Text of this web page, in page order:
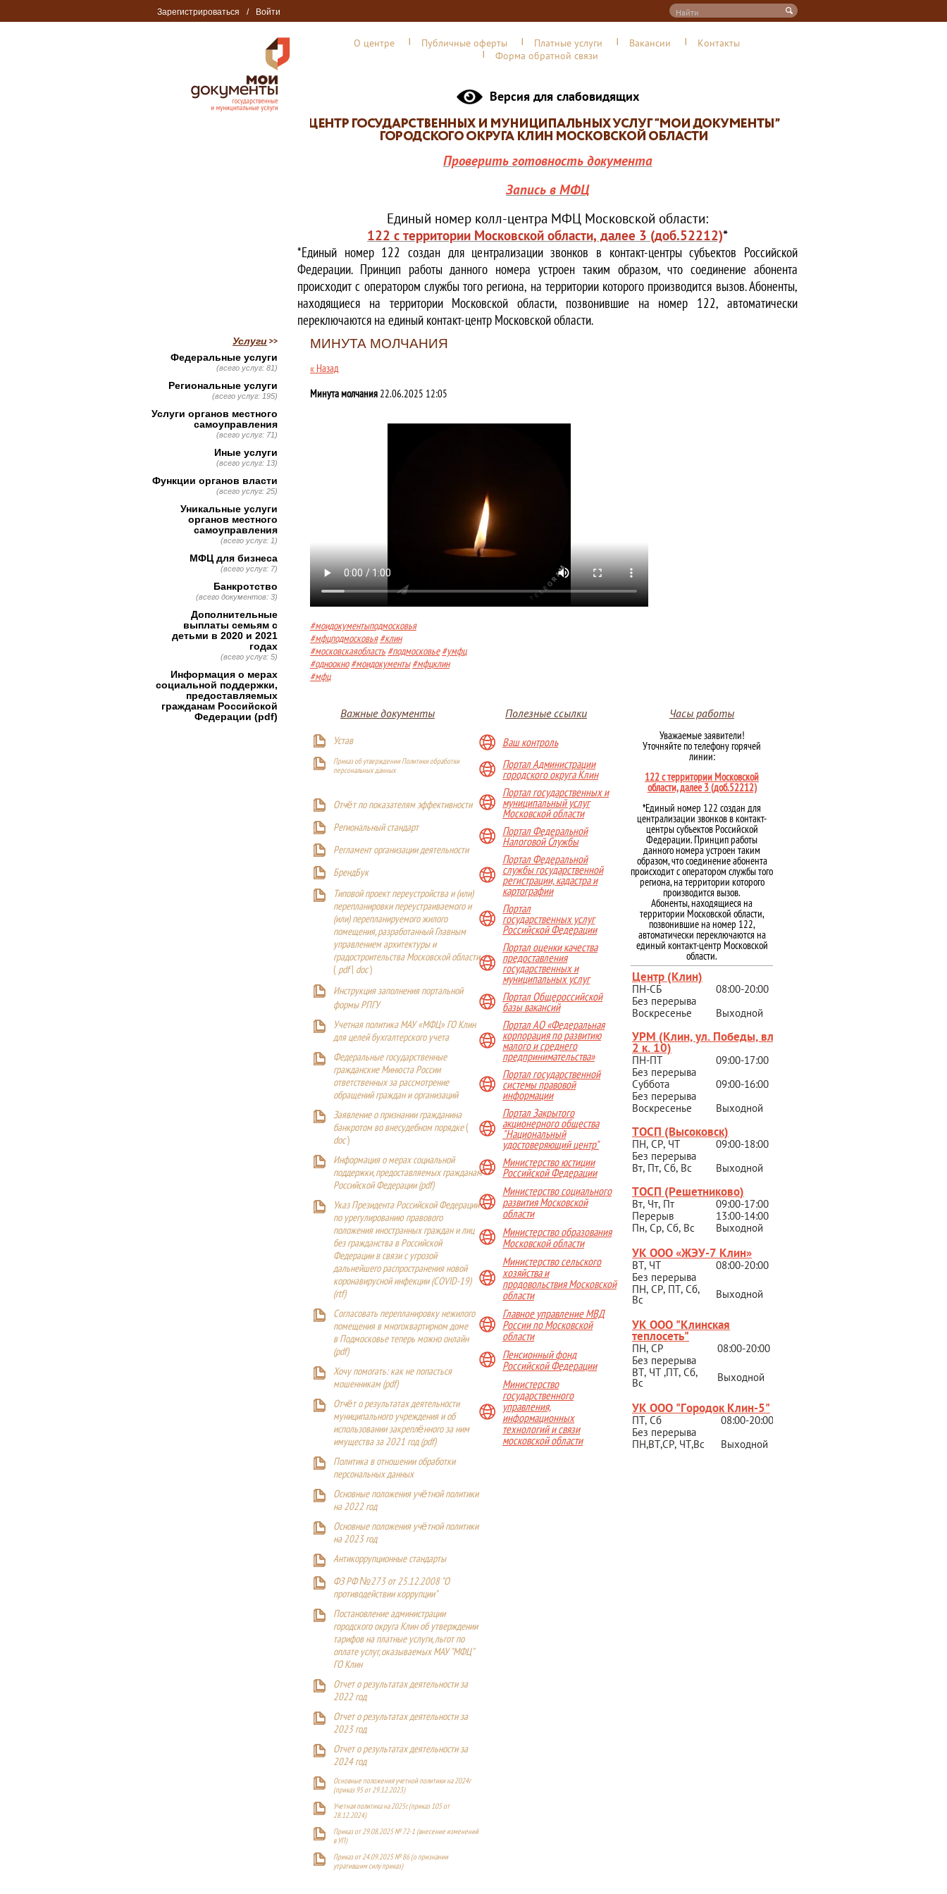
Зарегистрироваться / Войти
О центре Публичные оферты Платные услуги Вакансии
Контакты
Форма обратной связи
Версия для слабовидящих
Проверить готовность документа
Запись в МФЦ
Единый номер колл-центра МФЦ Московской области:
122 с территории Московской области, далее 3 (доб.52212)*
*Единый номер 122 создан для централизации звонков в контакт-центры субъектов Российской
Федерации. Принцип работы данного номера устроен таким образом, что соединение абонента
происходит с оператором службы того региона, на территории которого производится вызов. Абоненты,
находящиеся на территории Московской области, позвонившие на номер 122, автоматически
переключаются на единый контакт-центр Московской области.
МИНУТА МОЛЧАНИЯ
« Назад
Минута молчания22.06.2025 12:05
#моидокументыподмосковья
#мфцподмосковья #клин
#московскаяобласть #подмосковье #умфц
#одноокно #моидокументы #мфцклин
#мфц
Важные документы
Устав
Приказ об утверждении Политики обработки
персональных данных
Отчёт по показателям эффективности
Региональный стандарт
Регламент организации деятельности
БрендБук
Типовой проект переустройства и (или)
перепланировки переустраиваемого и
(или) перепланируемого жилого
помещения, разработанный Главным
управлением архитектуры и
градостроительства Московской области
(pdf| doc)
Инструкция заполнения портальной
формы РПГУ
Учетная политика МАУ «МФЦ» ГО Клин
для целей бухгалтерского учета
Федеральные государственные
гражданские Минюста России
ответственных за рассмотрение
обращений граждан и организаций
Заявление о признании гражданина
банкротом во внесудебном порядке(
doc)
Информация о мерах социальной
поддержки, предоставляемых гражданам
Российской Федерации (pdf)
Указ Президента Российской Федерации
по урегулированию правового
положения иностранных граждан и лиц
без гражданства в Российской
Федерации в связи с угрозой
дальнейшего распространения новой
коронавирусной инфекции (COVID-19)
(rtf)
Согласовать перепланировку нежилого
помещения в многоквартирном доме
в Подмосковье теперь можно онлайн
(pdf)
Хочу помогать: как не попасться
мошенникам (pdf)
Отчёт о результатах деятельности
муниципального учреждения и об
использовании закреплённого за ним
имущества за 2021 год (pdf)
Политика в отношении обработки
персональных данных
Основные положения учётной политики
на 2022 год
Основные положения учётной политики
на 2023 год
Антикоррупционные стандарты
ФЗ РФ №273 от 25.12.2008 "О
противодействии коррупции"
Постановление администрации
городского округа Клин об утверждении
тарифов на платные услуги, льгот по
оплате услуг, оказываемых МАУ "МФЦ"
ГО Клин
Отчет о результатах деятельности за
2022 год
Отчет о результатах деятельности за
2023 год
Отчет о результатах деятельности за
2024 год
Основные положения учетной политики на 2024г
(приказ 95 от 29.12.2023)
Учетная политика на 2025г. (приказ 105 от
28.12.2024)
Приказ от 29.08.2025 № 72-1 (внесение изменений
в УП)
Приказ от 24.09.2025 № 86 (о признании
утратившим силу приказ)
Полезные ссылки
Ваш контроль
Портал Администрации
городского округа Клин
Портал государственных и
муниципальный услуг
Московской области
Портал Федеральной
Налоговой Службы
Портал Федеральной
службы государственной
регистрации, кадастра и
картографии
Портал
государственных услуг
Российской Федерации
Портал оценки качества
предоставления
государственных и
муниципальных услуг
Портал Общероссийской
базы вакансий
Портал АО «Федеральная
корпорация по развитию
малого и среднего
предпринимательства»
Портал государственной
системы правовой
информации
Портал Закрытого
акционерного общества
"Национальный
удостоверяющий центр"
Министерство юстиции
Российской Федерации
Министерство социального
развития Московской
области
Министерство образования
Московской области
Министерство сельского
хозяйства и
продовольствия Московской
области
Главное управление МВД
России по Московской
области
Пенсионный фонд
Российской Федерации
Министерство
государственного
управления,
информационных
технологий и связи
московской области
Часы работы
Уважаемые заявители!
Уточняйте по телефону горячей
линии:
122 с территории Московской
области, далее 3 (доб.52212)
*Единый номер 122 создан для
централизации звонков в контакт-
центры субъектов Российской
Федерации. Принцип работы
данного номера устроен таким
образом, что соединение абонента
происходит с оператором службы того
региона, на территории которого
производится вызов.
Абоненты, находящиеся на
территории Московской области,
позвонившие на номер 122,
автоматически переключаются на
единый контакт-центр Московской
области.
Центр (Клин)
ПН-СБ
08:00-20:00
Без перерыва
Воскресенье
Выходной
УРМ (Клин, ул. Победы, вл.
2 к. 10)
ПН-ПТ
09:00-17:00
Без перерыва
Суббота
09:00-16:00
Без перерыва
Воскресенье
Выходной
ТОСП (Высоковск)
ПН, СР, ЧТ
09:00-18:00
Без перерыва
Вт, Пт, Сб, Вс
Выходной
ТОСП (Решетниково)
Вт, Чт, Пт
09:00-17:00
Перерыв
13:00-14:00
Пн, Ср, Сб, Вс
Выходной
УК ООО «ЖЭУ-7 Клин»
ВТ, ЧТ
08:00-20:00
Без перерыва
ПН, СР, ПТ, Сб,
Вс Выходной
УК ООО "Клинская
теплосеть"
ПН, СР
08:00-20:00
Без перерыва
ВТ, ЧТ ,ПТ, Сб,
Вс Выходной
УК ООО "Городок Клин-5"
ПТ, Сб
08:00-20:00
Без перерыва
ПН,ВТ,СР, ЧТ,Вс Выходной
Услуги
Федеральные услуги
(всего услуг: 81)
Региональные услуги
(всего услуг: 195)
Услуги органов местного
самоуправления
(всего услуг: 71)
Иные услуги
(всего услуг: 13)
Функции органов власти
(всего услуг: 25)
Уникальные услуги
органов местного
самоуправления
(всего услуг: 1)
МФЦ для бизнеса
(всего услуг: 7)
Банкротство
(всего документов: 3)
Дополнительные
выплаты семьям с
детьми в 2020 и 2021
годах
(всего услуг: 5)
Информация о мерах
социальной поддержки,
предоставляемых
гражданам Российской
Федерации (pdf)